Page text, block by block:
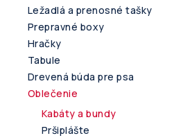
Ležadlá a prenosné tašky
Prepravné boxy
Hračky
Tabule
Drevená búda pre psa
Oblečenie
Kabáty a bundy
Pršiplášte